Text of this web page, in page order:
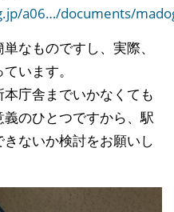
a06…/documents/
なものですし、実際、
います。
庁舎までいかなくても
のひとつですから、駅
ないか検討をお願いし